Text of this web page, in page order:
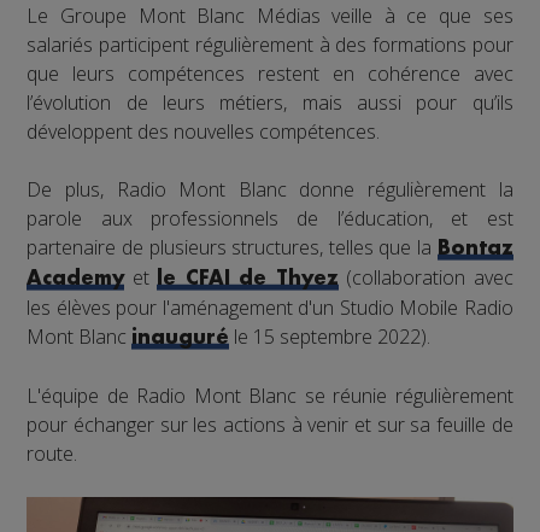
Le Groupe Mont Blanc Médias veille à ce que ses
salariés participent régulièrement à des formations pour
que leurs compétences restent en cohérence avec
l’évolution de leurs métiers, mais aussi pour qu’ils
développent des nouvelles compétences.
De plus, Radio Mont Blanc donne régulièrement la
parole aux professionnels de l’éducation, et est
partenaire de plusieurs structures, telles que la
Bontaz
Academyet le CFAI de Thyez(collaboration avec
les élèves pour l'aménagement d'un Studio Mobile Radio
Mont Blancinauguré le 15 septembre 2022).
L'équipe de Radio Mont Blanc se réunie régulièrement
pour échanger sur les actions à venir et sur sa feuille de
route.